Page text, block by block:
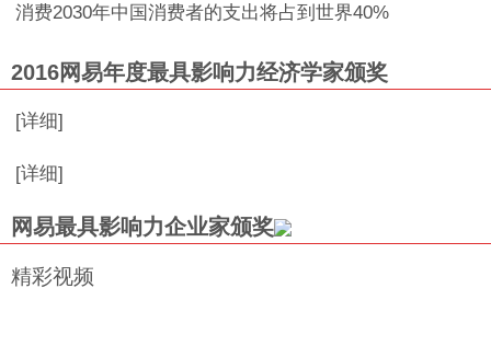
消费2030年中国消费者的支出将占到世界40%
2016网易年度最具影响力经济学家颁奖
[详细]
[详细]
网易最具影响力企业家颁奖
精彩视频